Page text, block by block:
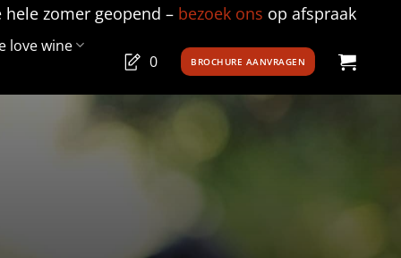
hele zomer geopend – bezoek ons op afspraak
love wine
0
BROCHURE AANVRAGEN